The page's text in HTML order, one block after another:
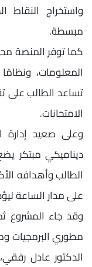
واستخراج النقاط
مبسطة.
كما توفر المنصة
المعلومات، ونظامًا
تساعد الطالب
الامتحانات.
وعلى صعيد إدارة
ديناميكي مبتكر
الطالب وأهدافه
على مدار الساعة
وقد جاء المشروع
مطوري البرمجيات
الدكتور عادل